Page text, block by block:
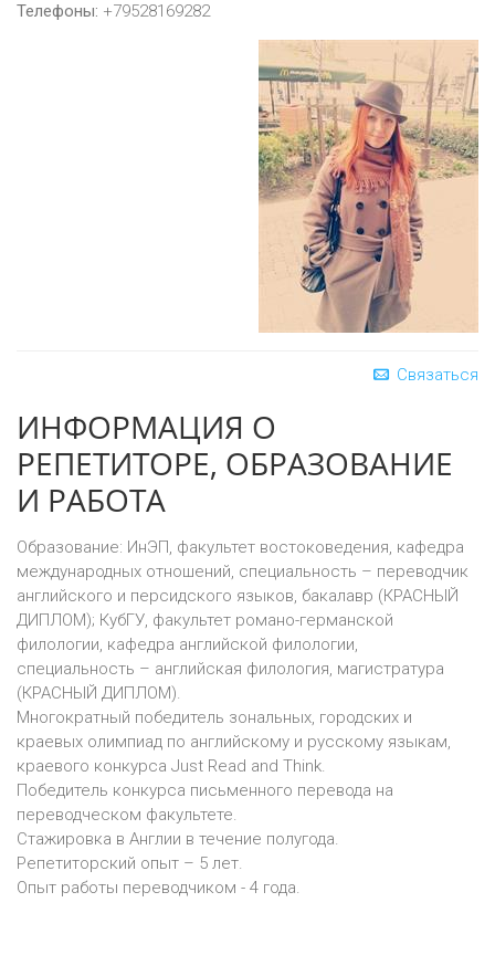
Телефоны: +79528169282
Связаться
ИНФОРМАЦИЯ О
РЕПЕТИТОРЕ, ОБРАЗОВАНИЕ
И РАБОТА
Образование: ИнЭП, факультет востоковедения, кафедра
международных отношений, специальность – переводчик
английского и персидского языков, бакалавр (КРАСНЫЙ
ДИПЛОМ); КубГУ, факультет романо-германской
филологии, кафедра английской филологии,
специальность – английская филология, магистратура
(КРАСНЫЙ ДИПЛОМ).
Многократный победитель зональных, городских и
краевых олимпиад по английскому и русскому языкам,
краевого конкурса Just Read and Think.
Победитель конкурса письменного перевода на
переводческом факультете.
Стажировка в Англии в течение полугода.
Репетиторский опыт – 5 лет.
Опыт работы переводчиком - 4 года.